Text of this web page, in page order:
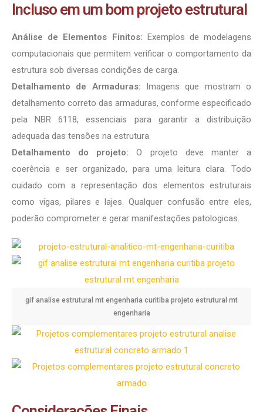
Incluso em um bom projeto estrutural
Análise de Elementos Finitos: Exemplos de modelagens
computacionais que permitem verificar o comportamento da
estrutura sob diversas condições de carga.
Detalhamento de Armaduras: Imagens que mostram o
detalhamento correto das armaduras, conforme especificado
pela NBR 6118, essenciais para garantir a distribuição
adequada das tensões na estrutura.
Detalhamento do projeto: O projeto deve manter a
coerência e ser organizado, para uma leitura clara. Todo
cuidado com a representação dos elementos estruturais
como vigas, pilares e lajes. Qualquer confusão entre eles,
poderão comprometer e gerar manifestações patologicas.
gif analise estrutural mt engenharia curitiba projeto estrutural mt
engenharia